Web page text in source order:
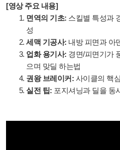
[영상 주요 내용]
면역의 기초: 스킬별 특성과
성
세맥 기공사: 내방 피면과 아
업화 용기사: 경면/피면기가
으며 맞딜 하는법
권왕 브레이커: 사이클의 핵심
실전 팁: 포지셔닝과 딜을 동